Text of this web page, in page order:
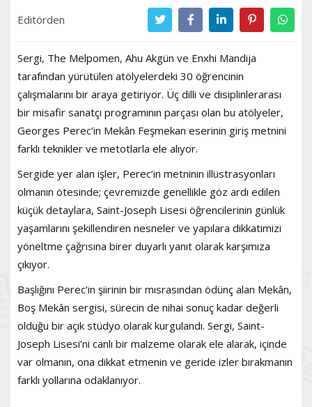
Editörden
Sergi, The Melpomen, Ahu Akgün ve Enxhi Mandija
tarafından yürütülen atölyelerdeki 30 öğrencinin
çalışmalarını bir araya getiriyor. Üç dilli ve disiplinlerarası
bir misafir sanatçı programının parçası olan bu atölyeler,
Georges Perec’in Mekân Feşmekan eserinin giriş metnini
farklı teknikler ve metotlarla ele alıyor.
Sergide yer alan işler, Perec’in metninin illüstrasyonları
olmanın ötesinde; çevremizde genellikle göz ardı edilen
küçük detaylara, Saint-Joseph Lisesi öğrencilerinin günlük
yaşamlarını şekillendiren nesneler ve yapılara dikkatimizi
yöneltme çağrısına birer duyarlı yanıt olarak karşımıza
çıkıyor.
Başlığını Perec’in şiirinin bir mısrasından ödünç alan Mekân,
Boş Mekân sergisi, sürecin de nihai sonuç kadar değerli
olduğu bir açık stüdyo olarak kurgulandı. Sergi, Saint-
Joseph Lisesi’ni canlı bir malzeme olarak ele alarak, içinde
var olmanın, ona dikkat etmenin ve geride izler bırakmanın
farklı yollarına odaklanıyor.